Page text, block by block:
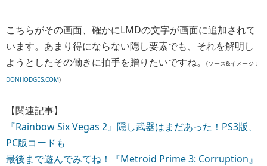
こちらがその画面、確かにLMDの文字が画面に追加されて
います。あまり得にならない隠し要素でも、それを解明し
ようとしたその働きに拍手を贈りたいですね。
(ソース&イメージ：
DONHODGES.COM)
【関連記事】
『Rainbow Six Vegas 2』隠し武器はまだあった！PS3版、
PC版コードも
最後まで遊んでみてね！『Metroid Prime 3: Corruption』